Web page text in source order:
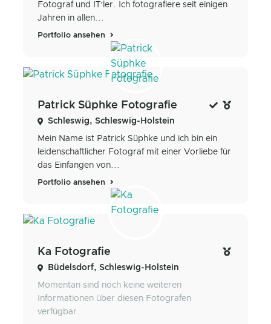
Fotograf und IT’ler. Ich fotografiere seit einigen
Jahren in allen...
Portfolio ansehen
Patrick Süphke Fotografie
Schleswig, Schleswig-Holstein
Mein Name ist Patrick Süphke und ich bin ein
leidenschaftlicher Fotograf mit einer Vorliebe für
das Einfangen von...
Portfolio ansehen
Ka Fotografie
Büdelsdorf, Schleswig-Holstein
Momentan sind noch keine weiteren
Informationen über diesen Fotografen
verfügbar.